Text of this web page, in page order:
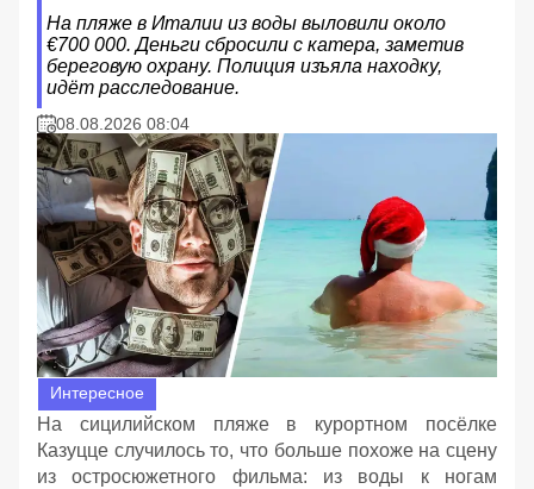
На пляже в Италии из воды выловили около
€700 000. Деньги сбросили с катера, заметив
береговую охрану. Полиция изъяла находку,
идёт расследование.
08.08.2026 08:04
Интересное
На сицилийском пляже в курортном посёлке
Казуцце случилось то, что больше похоже на сцену
из остросюжетного фильма: из воды к ногам